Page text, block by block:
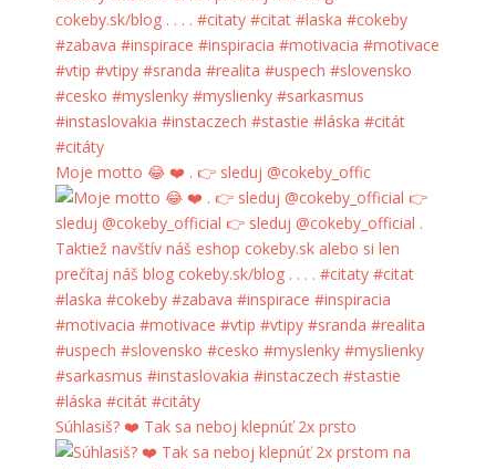
Moje motto 😂 ❤️ . 👉 sleduj @cokeby_offic
Súhlasiš? ❤️ Tak sa neboj klepnúť 2x prsto